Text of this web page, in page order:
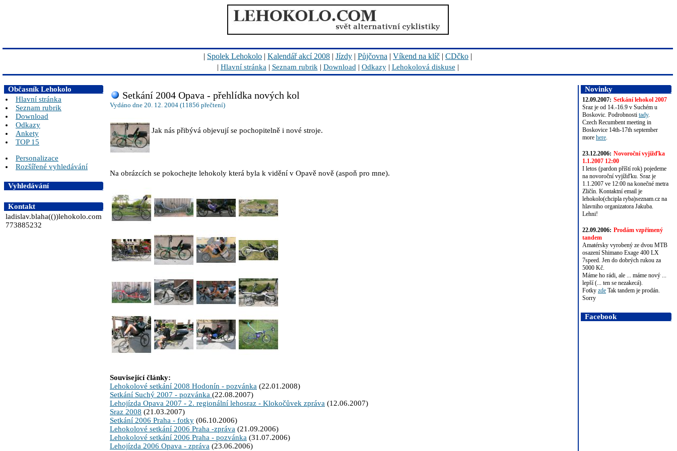
| Spolek Lehokolo | Kalendář akcí 2008 | Jízdy | Půjčovna | Víkend na klíč | CDčko |
| Hlavní stránka | Seznam rubrik | Download | Odkazy| Lehokolová diskuse |
Občasník Lehokolo
Hlavní stránka
Seznam rubrik
Download
Odkazy
Ankety
TOP 15
Personalizace
Rozšířené vyhledávání
Vyhledávání
Kontakt
ladislav.blaha(())lehokolo.com
773885232
Setkání 2004 Opava - přehlídka nových kol
Vydáno dne 20. 12. 2004 (11856 přečtení)
Jak nás přibývá objevují se pochopitelně i nové stroje.
Na obrázcích se pokochejte lehokoly která byla k vidění v Opavě nově (aspoň pro mne).
Související články:
Lehokolové setkání 2008 Hodonín - pozvánka (22.01.2008)
Setkání Suchý 2007 - pozvánka (22.08.2007)
Lehojízda Opava 2007 - 2. regionální lehosraz - Klokočůvek zpráva (12.06.2007)
Sraz 2008 (21.03.2007)
Setkání 2006 Praha - fotky (06.10.2006)
Lehokolové setkání 2006 Praha -zpráva (21.09.2006)
Lehokolové setkání 2006 Praha - pozvánka (31.07.2006)
Lehojízda 2006 Opava - zpráva (23.06.2006)
Novinky
12.09.2007: Setkání lehokol 2007
Sraz je od 14.-16.9 v Suchém u
Boskovic. Podrobnosti tady.
Czech Recumbent meeting in
Boskovice 14th-17th september
more here.
23.12.2006: Novoroční vyjížďka
1.1.2007 12:00
I letos (pardon příští rok) pojedeme
na novoroční vyjížďku. Sraz je
1.1.2007 ve 12:00 na konečné metra
Zličín. Kontaktní email je
lehokolo(chcipla ryba)seznam.cz na
hlavniho organizatora Jakuba.
Lehni!
22.09.2006: Prodám vzpřímený
tandem
Amatérsky vyrobený ze dvou MTB
osazení Shimano Exage 400 LX
7speed. Jen do dobrých rukou za
5000 Kč.
Máme ho rádi, ale ... máme nový ...
lepší (... ten se nezakecá).
Fotky zde Tak tandem je prodán.
Sorry
Facebook